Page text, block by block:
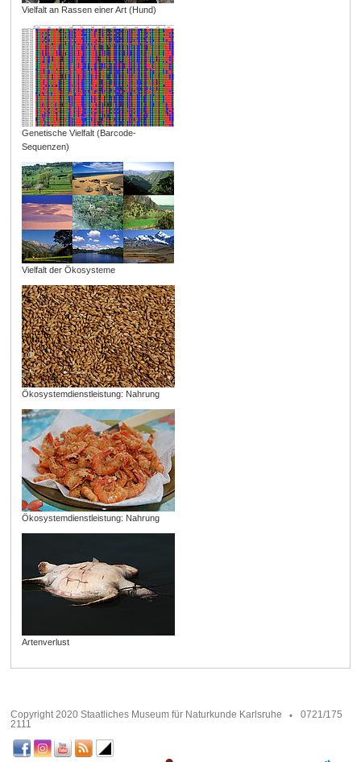
Vielfalt an Rassen einer Art (Hund)
Genetische Vielfalt (Barcode-
Sequenzen)
Vielfalt der Ökosysteme
Ökosystemdienstleistung: Nahrung
Ökosystemdienstleistung: Nahrung
Artenverlust
Copyright 2020 Staatliches Museum für Naturkunde Karlsruhe
0721/175
2111